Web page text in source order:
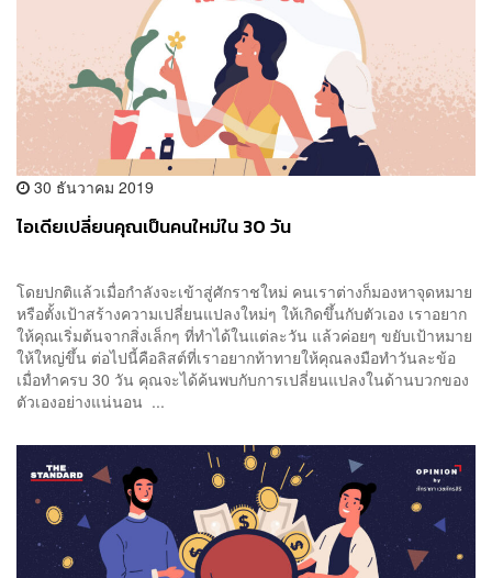
30 ธันวาคม 2019
ไอเดียเปลี่ยนคุณเป็นคนใหม่ใน 30 วัน
โดยปกติแล้วเมื่อกำลังจะเข้าสู่ศักราชใหม่ คนเราต่างก็มองหาจุดหมาย
หรือตั้งเป้าสร้างความเปลี่ยนแปลงใหม่ๆ ให้เกิดขึ้นกับตัวเอง เราอยาก
ให้คุณเริ่มต้นจากสิ่งเล็กๆ ที่ทำได้ในแต่ละวัน แล้วค่อยๆ ขยับเป้าหมาย
ให้ใหญ่ขึ้น ต่อไปนี้คือลิสต์ที่เราอยากท้าทายให้คุณลงมือทำวันละข้อ
เมื่อทำครบ 30 วัน คุณจะได้ค้นพบกับการเปลี่ยนแปลงในด้านบวกของ
ตัวเองอย่างแน่นอน ...